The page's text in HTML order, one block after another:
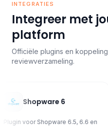
INTEGRATIES
Integreer met
platform
Officiële plugins en
reviewverzameling.
6
Shopware 6.5, 6.6 en